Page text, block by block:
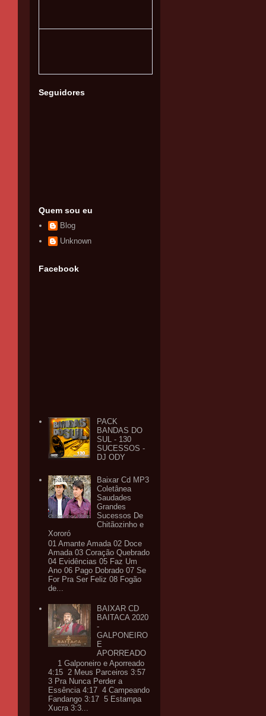
Seguidores
Quem sou eu
Blog
Unknown
Facebook
PACK
BANDAS DO
SUL - 130
SUCESSOS -
DJ ODY
Baixar Cd MP3
Coletânea
Saudades
Grandes
Sucessos De
Chitãozinho e
Xororó
01 Amante Amada 02 Doce
Amada 03 Coração Quebrado
04 Evidências 05 Faz Um
Ano 06 Pago Dobrado 07 Se
For Pra Ser Feliz 08 Fogão
de...
BAIXAR CD
BAITACA 2020
-
GALPONEIRO
E
APORREADO
1 Galponeiro e Aporreado
4:15 2 Meus Parceiros 3:57
3 Pra Nunca Perder a
Essência 4:17 4 Campeando
Fandango 3:17 5 Estampa
Xucra 3:3...